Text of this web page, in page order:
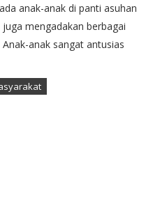
anak-anak di panti asuhan
mengadakan berbagai
anak sangat antusias